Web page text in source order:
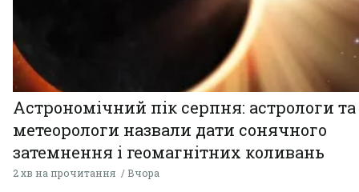
Астрономічний пік серпня: астрологи та
метеорологи назвали дати сонячного
затемнення і геомагнітних коливань
2 хв на прочитання Вчора